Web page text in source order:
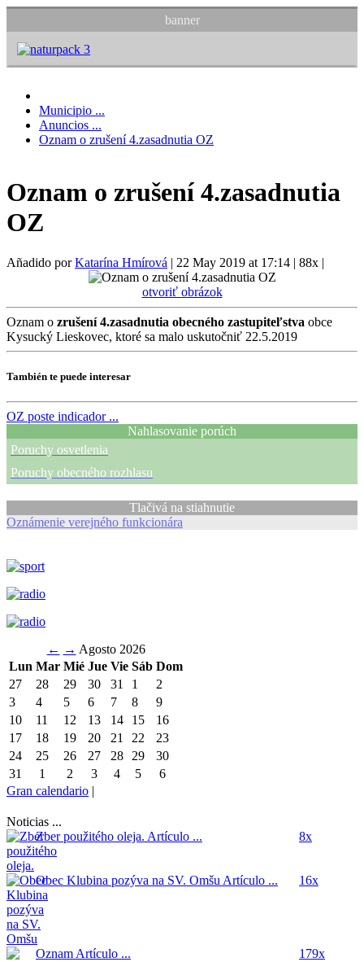
banner
Municipio ...
Anuncios ...
Oznam o zrušení 4.zasadnutia OZ
Oznam o zrušení 4.zasadnutia
OZ
Añadido porKatarína Hmírová | 22 May 2019 at 17:14 | 88x |
otvoriť obrázok
Oznam o zrušení 4.zasadnutia obecného zastupiteľstva obce
Kysucký Lieskovec, ktoré sa malo uskutočniť 22.5.2019
También te puede interesar
OZ poste indicador ...
Nahlasovanie porúch
Poruchy osvetlenia
Poruchy obecného rozhlasu
Tlačivá na stiahnutie
Oznámenie verejného funkcionára
← → Agosto 2026
Lun Mar Mié Jue Vie Sáb Dom
27
28 29 30 31 1
2
3
4 5 6 7 8
9
10
11 12 13 14 15
16
17
18 19 20 21 22
23
24
25 26 27 28 29
30
31
1 2 3 4 5
6
Gran calendario |
Noticias ...
Zber použitého oleja. Artículo ... 8x
Obec Klubina pozýva na SV. Omšu Artículo ... 16x
Oznam Artículo ...
179x